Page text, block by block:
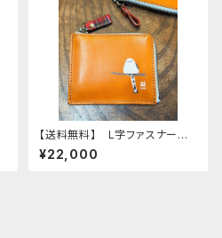
【送料無料】 L字ファスナー財
布 シマエナガ Camel キャ
メル 財布 しまえなが 栃木
¥22,000